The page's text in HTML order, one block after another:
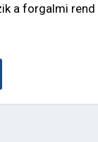
a forgalmi